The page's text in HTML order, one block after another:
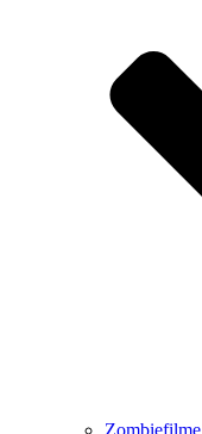
Zombiefilme